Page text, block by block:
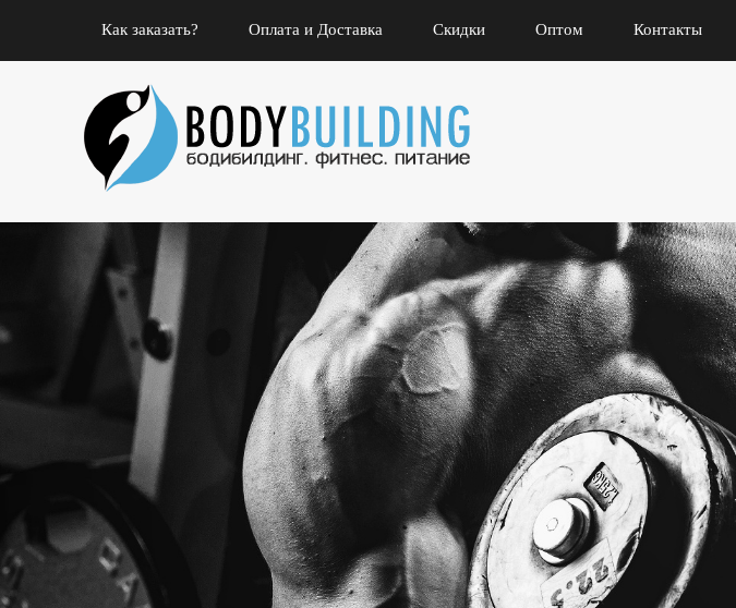
Как заказать? Оплата и Доставка Скидки Оптом Контакты